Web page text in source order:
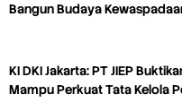
Bangun Budaya
KI DKI Jakarta: PT JIEP
Mampu Perkuat Tata Kelola